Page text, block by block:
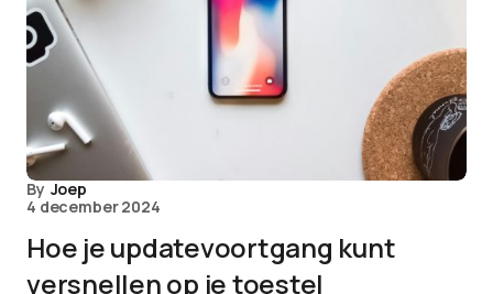
By Joep
4 december 2024
Hoe je updatevoortgang kunt
versnellen op je toestel